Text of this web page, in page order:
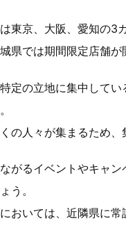
東京、大阪、愛知の3
県では期間限定店舗
定の立地に集中して
の人々が集まるため、
がるイベントやキャ
う。
おいては、近隣県に常